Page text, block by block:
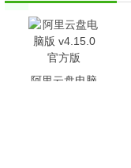
阿里云盘电脑